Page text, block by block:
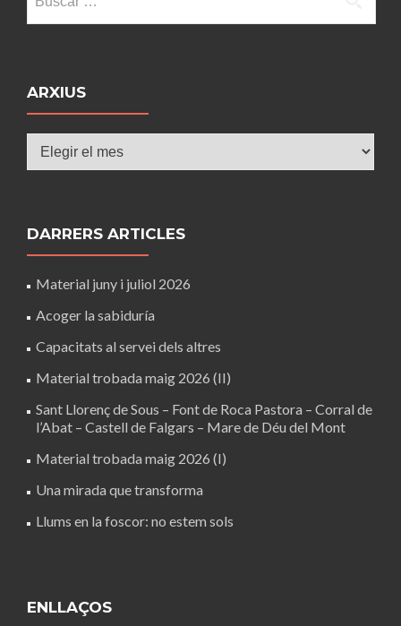
ARXIUS
DARRERS ARTICLES
Material juny i juliol 2026
Acoger la sabiduría
Capacitats al servei dels altres
Material trobada maig 2026 (II)
Sant Llorenç de Sous – Font de Roca Pastora – Corral de
l’Abat – Castell de Falgars – Mare de Déu del Mont
Material trobada maig 2026 (I)
Una mirada que transforma
Llums en la foscor: no estem sols
ENLLAÇOS